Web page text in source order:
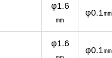
φ1.6
㎜
φ0.1㎜
φ1.6
φ0.1㎜